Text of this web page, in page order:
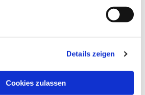
Details zeigen
Cookies zulassen